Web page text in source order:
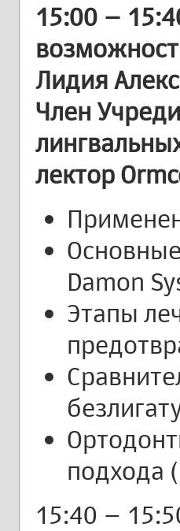
15:00 –
Лидия
Член
лектор
Damon
Этапы
подхода
15:40 –